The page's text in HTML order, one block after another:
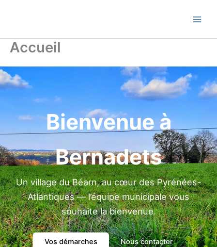
Accueil
Bienvenue à
Bernadets
Un village du Béarn, au cœur des Pyrénées-
Atlantiques — l’équipe municipale vous
souhaite la bienvenue.
Vos démarches Nous contacter